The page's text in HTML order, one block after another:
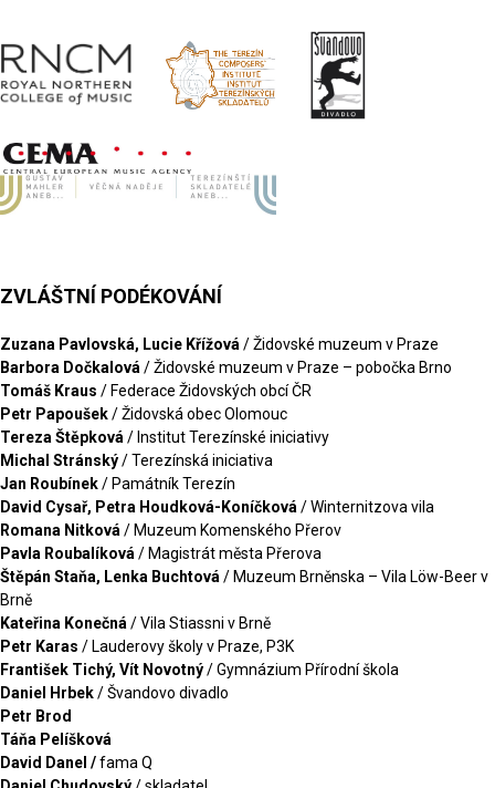
ZVLÁŠTNÍ PODÉKOVÁNÍ
Zuzana Pavlovská, Lucie Křížová / Židovské muzeum v Praze
Barbora Dočkalová / Židovské muzeum v Praze – pobočka Brno
Tomáš Kraus / Federace Židovských obcí ČR
Petr Papoušek/ Židovská obec Olomouc
Tereza Štěpková / Institut Terezínské iniciativy
Michal Stránský/ Terezínská iniciativa
Jan Roubínek/ Památník Terezín
David Cysař, Petra Houdková-Koníčková / Winternitzova vila
Romana Nitková / Muzeum Komenského Přerov
Pavla Roubalíková / Magistrát města Přerova
Štěpán Staňa, Lenka Buchtová / Muzeum Brněnska – Vila Löw-Beer v
Brně
Kateřina Konečná / Vila Stiassni v Brně
Petr Karas / Lauderovy školy v Praze, P3K
František Tichý, Vít Novotný/ Gymnázium Přírodní škola
Daniel Hrbek/ Švandovo divadlo
Petr Brod
Táňa Pelíšková
David Danel /fama Q